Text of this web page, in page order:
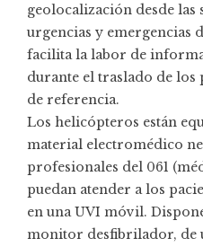
geolocalización desde
urgencias y emergencias
facilita la labor de
durante el traslado de los
de referencia.
Los helicópteros están
material electromédico
profesionales del 061
puedan atender a los
en una UVI móvil.
monitor desfibrilador, de